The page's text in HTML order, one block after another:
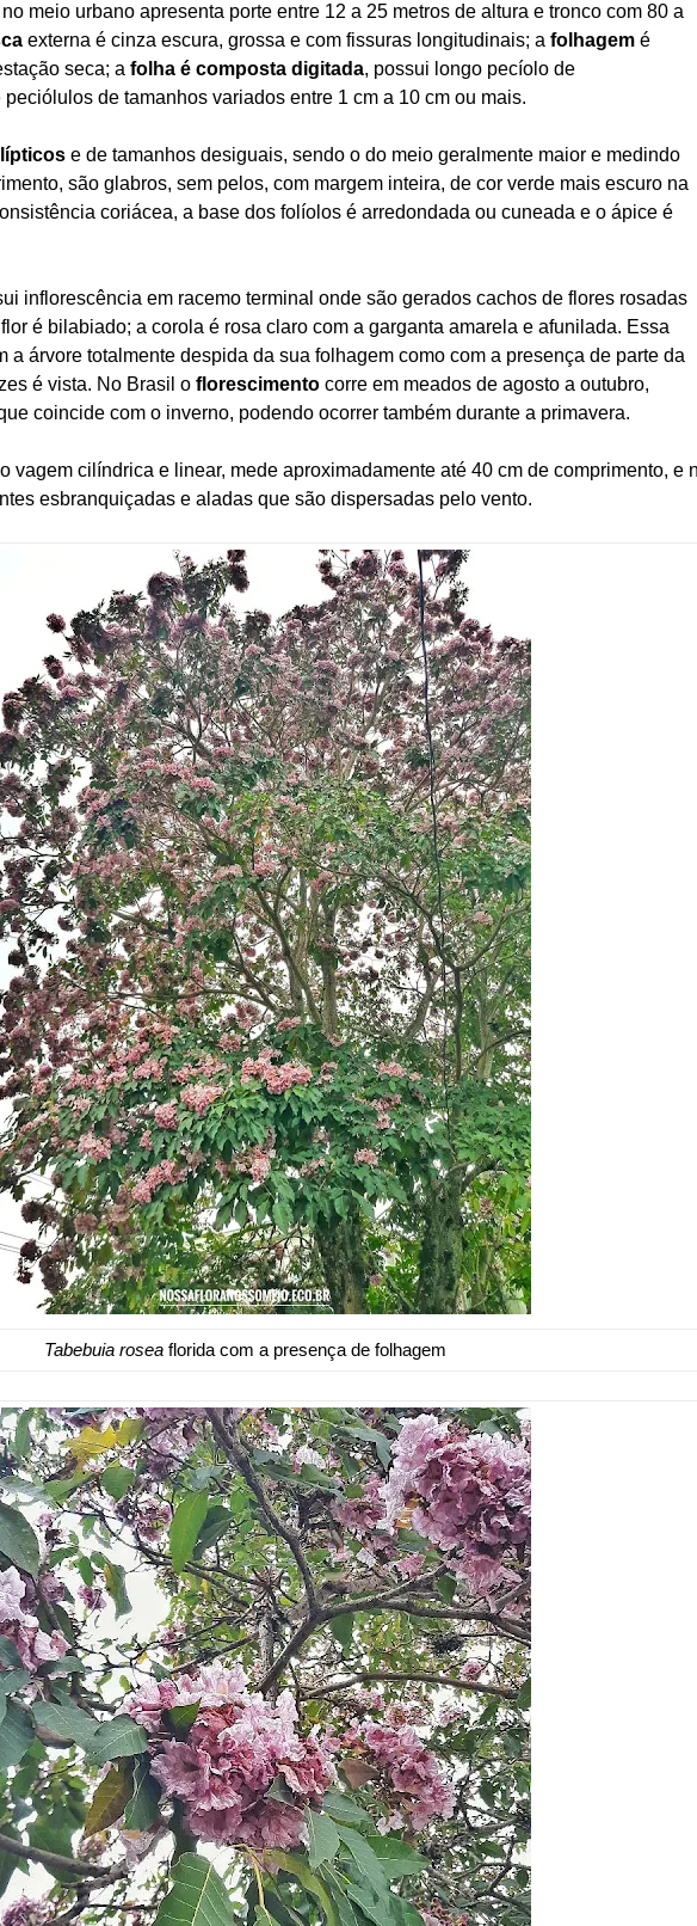
no meio urbano apresenta porte entre 12 a 25 metros de altura e tronco com 80 a
externa é cinza escura, grossa e com fissuras longitudinais; a folhagem é
seca; a folha é composta digitada, possui longo pecíolo de
de tamanhos variados entre 1 cm a 10 cm ou mais.
e de tamanhos desiguais, sendo o do meio geralmente maior e medindo
são glabros, sem pelos, com margem inteira, de cor verde mais escuro na
coriácea, a base dos folíolos é arredondada ou cuneada e o ápice é
inflorescência em racemo terminal onde são gerados cachos de flores rosadas
é bilabiado; a corola é rosa claro com a garganta amarela e afunilada. Essa
a árvore totalmente despida da sua folhagem como com a presença de parte da
é vista. No Brasil o florescimento corre em meados de agosto a outubro,
coincide com o inverno, podendo ocorrer também durante a primavera.
vagem cilíndrica e linear, mede aproximadamente até 40 cm de comprimento, e
esbranquiçadas e aladas que são dispersadas pelo vento.
Tabebuia roseaflorida com a presença de folhagem